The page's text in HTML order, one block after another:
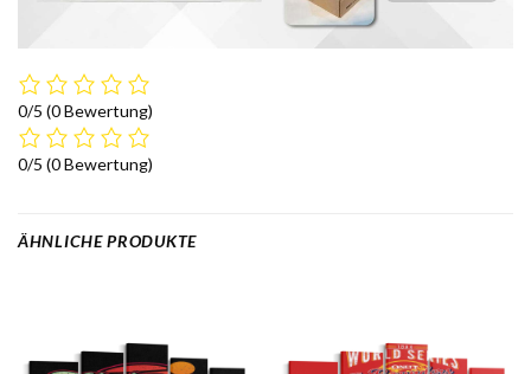
0/5 (0 Bewertung)
0/5 (0 Bewertung)
ÄHNLICHE PRODUKTE